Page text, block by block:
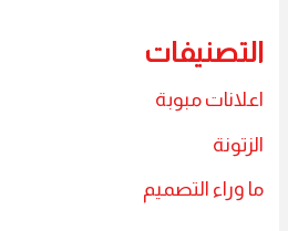
التصنيفات
اعلانات مبوبة
الزتونة
ما وراء التصميم